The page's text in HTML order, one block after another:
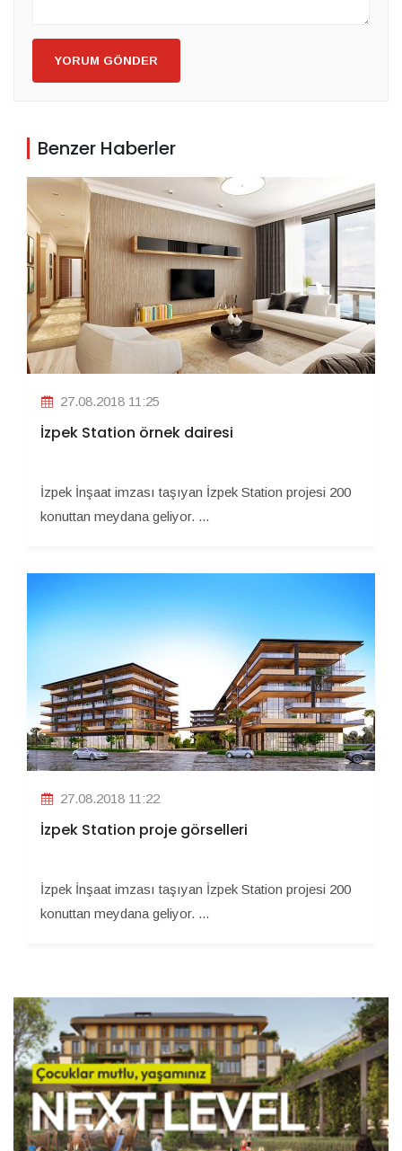
YORUM GÖNDER
Benzer Haberler
27.08.2018 11:25
İzpek Station örnek dairesi
İzpek İnşaat imzası taşıyan İzpek Station projesi 200
konuttan meydana geliyor. ...
27.08.2018 11:22
İzpek Station proje görselleri
İzpek İnşaat imzası taşıyan İzpek Station projesi 200
konuttan meydana geliyor. ...